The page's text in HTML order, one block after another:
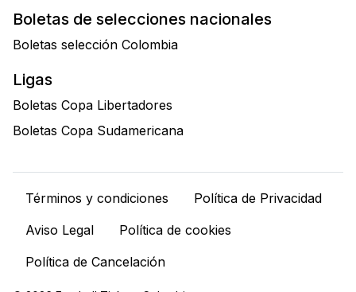
Boletas de selecciones nacionales
Boletas selección Colombia
Ligas
Boletas Copa Libertadores
Boletas Copa Sudamericana
Términos y condiciones
Política de Privacidad
Aviso Legal
Política de cookies
Política de Cancelación